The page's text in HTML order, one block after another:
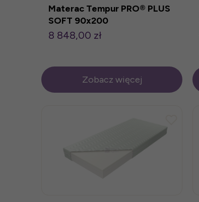
Materac Tempur PRO® PLUS
SOFT 90x200
8 848,00 zł
Zobacz więcej